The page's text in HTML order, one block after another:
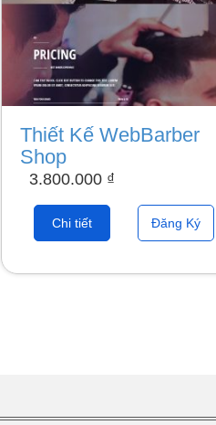
Thiết Kế WebBarber
Shop
3.800.000 ₫
Chi tiết Đăng Ký